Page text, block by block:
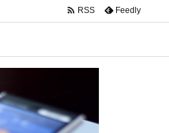
 RSS Feedly